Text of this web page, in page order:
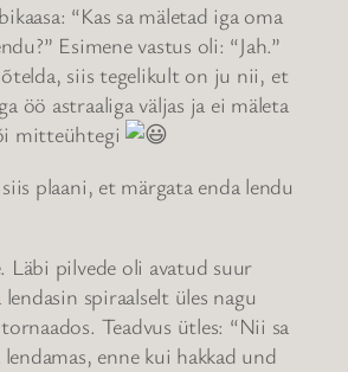
“Kas sa mäletad iga oma
Esimene vastus oli: “Jah.”
siis tegelikult on ju nii, et
öö astraaliga väljas ja ei mäleta
mitteühtegi
plaani, et märgata enda lendu
Läbi pilvede oli avatud suur
spiraalselt üles nagu
Teadvus ütles: “Nii sa
enne kui hakkad und